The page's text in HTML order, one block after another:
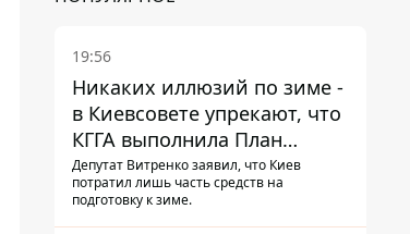
19:56
Никаких иллюзий по зиме -
в Киевсовете упрекают, что
КГГА выполнила План
устойчивости на 20%
Депутат Витренко заявил, что Киев
потратил лишь часть средств на
подготовку к зиме.